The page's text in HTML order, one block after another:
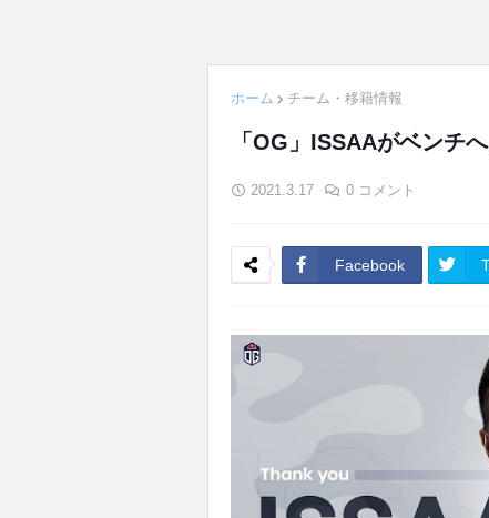
ホーム チーム・移籍情報
「OG」ISSAAがベンチ
2021.3.17 0 コメント
Facebook